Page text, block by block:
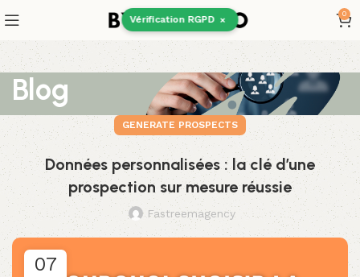
Vérification RGPD ×
0
Blog
GENERATE PROSPECTS
Données personnalisées : la clé d’une
prospection sur mesure réussie
Fastreemagency
07